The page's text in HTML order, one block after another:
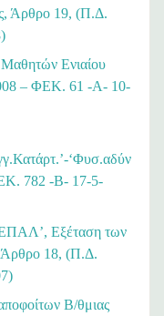
Άρθρο 19, (Π.Δ.
Ενιαίου
– ΦΕΚ. 61 -Α- 10-
‘Φυσ.αδύν
782 -Β- 17-5-
ΕΠΑΛ’, Εξέταση των
Άρθρο 18, (Π.Δ.
Β/θμιας